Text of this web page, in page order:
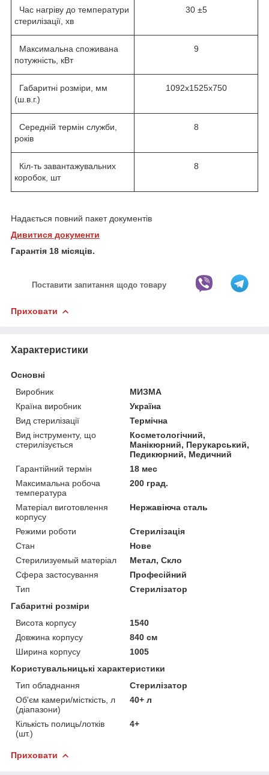
Час нагріву до температури
стерилізації, хв
30 ±5
Максимальна споживана
потужність, кВт
9
Габаритні розміри, мм
(ш.в.г.)
1092х1525х750
Середній термін служби,
років
8
Кіл-ть завантажувальних
коробок, шт
8
Надається повний пакет документів
Дивитися документи
Гарантія 18 місяців.
Поставити запитання щодо товару
Приховати
Характеристики
Основні
Виробник
МИЗМА
Країна виробник
Україна
Вид стерилізації
Термічна
Вид інструменту, що
стерилізується
Косметологічний,
Манікюрний, Перукарський,
Педикюрний, Медичний
Гарантійний термін
18 мес
Максимальна робоча
температура
200 град.
Матеріал виготовлення
корпусу
Нержавіюча сталь
Режими роботи
Стерилізація
Стан
Нове
Стерилизуемый матеріал
Метал, Скло
Сфера застосування
Професійний
Тип
Стерилізатор
Габаритні розміри
Висота корпусу
1540
Довжина корпусу
840 см
Ширина корпусу
1005
Користувальницькі характеристики
Тип обладнання
Стерилізатор
Об'єм камери/місткість, л
(діапазони)
40+ л
Кількість полиць/лотків
(шт.)
4+
Приховати